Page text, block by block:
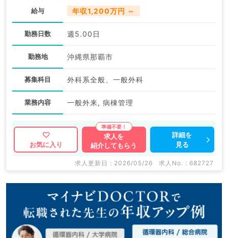
給与 年収1,200万円 ～
勤務日数 週5.00日
勤務地 沖縄県那覇市
募集科目 外科系全般、一般外科
業務内容 一般外来, 病棟管理
お気に入り
求人を
紹介してもらう
詳細を
見る
求人更新日 : 2026/05/26 求人No. : 682727